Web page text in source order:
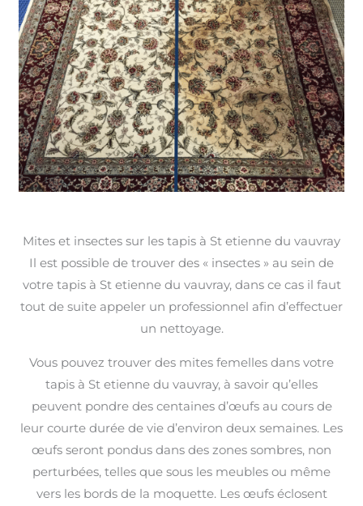
Mites et insectes sur les tapis à St etienne du vauvray
Il est possible de trouver des « insectes » au sein de
votre tapis à St etienne du vauvray, dans ce cas il faut
tout de suite appeler un professionnel afin d’effectuer
un nettoyage.
Vous pouvez trouver des mites femelles dans votre
tapis à St etienne du vauvray, à savoir qu’elles
peuvent pondre des centaines d’œufs au cours de
leur courte durée de vie d’environ deux semaines. Les
œufs seront pondus dans des zones sombres, non
perturbées, telles que sous les meubles ou même
vers les bords de la moquette. Les œufs éclosent